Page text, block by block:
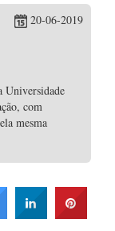
20-06-2019
Universidade
com
mesma